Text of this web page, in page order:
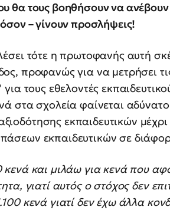
θα τους βοηθήσουν να ανέβουν
– γίνουν προσλήψεις!
τότε η πρωτοφανής αυτή
προφανώς για να μετρήσει
τους εθελοντές
στα σχολεία φαίνεται
εκπαιδευτικών μέχρι
εκπαιδευτικών σε
και μιλάω για κενά που
γιατί αυτός ο στόχος δεν
κενά γιατί δεν έχω άλλα